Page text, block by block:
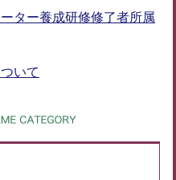
ター養成研修修了者所属
いて